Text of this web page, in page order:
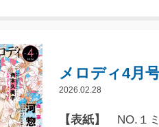
メロディ4月
2026.02.28
【表紙】
NO.１